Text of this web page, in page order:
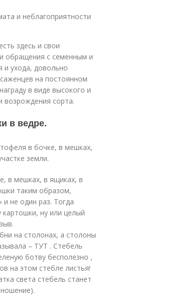
и неблагоприятности
здесь и свои
обращения с семенным и
ухода, довольно
на постоянном
в виде высокого и
возрождения сорта.
в ведре.
в бочке, в мешках,
земли.
в мешках, в ящиках, в
таким образом,
и не один раз. Тогда
ну или целый
на столонах, а столоны
– ТУТ . Стебель
ботву бесполезно ,
на этом стебле листья!
света стебель станет